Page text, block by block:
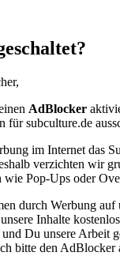
AdBlocker
für subculture.de
im Internet das
verzichten wir
wie Pop-Ups oder
durch Werbung auf
Inhalte
Du unsere Arbeit
bitte den AdBlocker